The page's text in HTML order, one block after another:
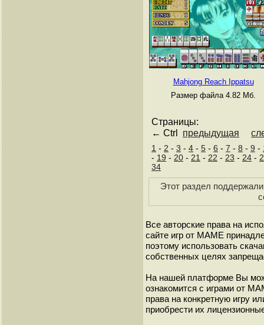
Mahjong Reach Ippatsu
Размер файла 4.82 Мб.
Страницы:
← Ctrl предыдущая
1 - 2 - 3 - 4 - 5 - 6 - 7 - 8 - 9 -
- 19 - 20 - 21 - 22 - 23 - 24 -
34
Этот раздел
Все авторские права на
сайте игр от МАМЕ
поэтому использовать
собственных целях
На нашей платформе Вы
ознакомится с играми от
права на конкретную игру
приобрести их